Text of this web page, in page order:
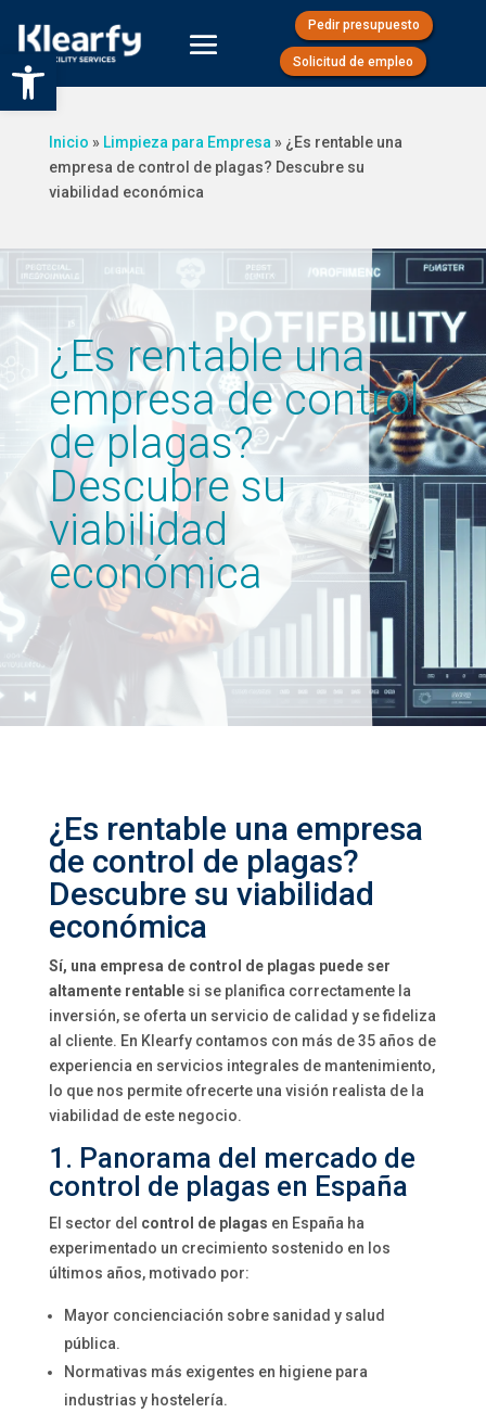
Abrir barra de herramientas
Pedir presupuesto
Solicitud de empleo
Inicio » Limpieza para Empresa » ¿Es rentable una
empresa de control de plagas? Descubre su
viabilidad económica
¿Es rentable una
empresa de control
de plagas?
Descubre su
viabilidad
económica
¿Es rentable una empresa
de control de plagas?
Descubre su viabilidad
económica
Sí, una empresa de control de plagas puede ser
altamente rentablesi se planifica correctamente la
inversión, se oferta un servicio de calidad y se fideliza
al cliente. En Klearfy contamos con más de 35 años de
experiencia en servicios integrales de mantenimiento,
lo que nos permite ofrecerte una visión realista de la
viabilidad de este negocio.
1. Panorama del mercado de
control de plagas en España
El sector del control de plagas en España ha
experimentado un crecimiento sostenido en los
últimos años, motivado por:
Mayor concienciación sobre sanidad y salud
pública.
Normativas más exigentes en higiene para
industrias y hostelería.